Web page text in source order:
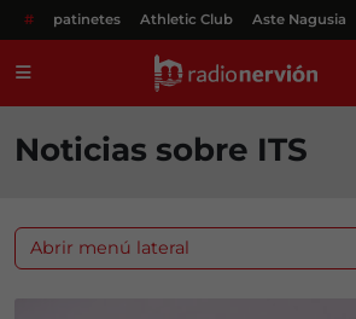
# patinetes Athletic Club Aste Nagusia
Noticias sobre ITS
Abrir menú lateral